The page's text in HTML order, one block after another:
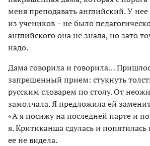
меня преподавать английский. У
из учеников – не было
английского она не знала, но зато
надо.
Дама говорила и говорила…
запрещенный прием: стукнуть
русским словарем по столу. От
замолчала. Я предложила ей
«А я посижу на последней парте и
я. Критиканша сдулась и
ее не видела.